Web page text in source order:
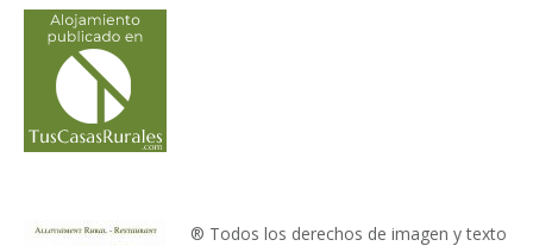
® Todos los derechos de imagen y texto